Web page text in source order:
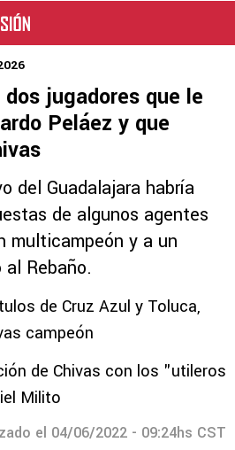
dos jugadores que le
Peláez y que
del Guadalajara habría
de algunos agentes
multicampeón y a un
Rebaño.
de Cruz Azul y Toluca,
campeón
de Chivas con los "utileros
Milito
el 04/06/2022 - 09:24hs CST